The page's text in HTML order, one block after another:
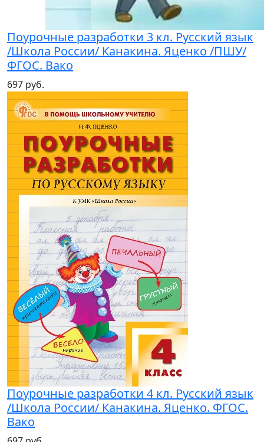
Поурочные разработки 3 кл. Русский язык
/Школа России/ Канакина. Яценко /ПШУ/
ФГОС. Вако
697 руб.
Поурочные разработки 4 кл. Русский язык
/Школа России/ Канакина. Яценко. ФГОС.
Вако